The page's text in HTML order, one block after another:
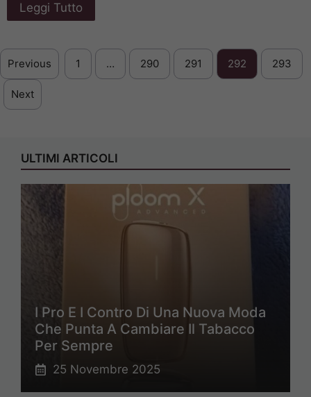
Leggi Tutto
Previous 1 … 290 291 292 293
Next
ULTIMI ARTICOLI
I Pro E I Contro Di Una Nuova Moda
Che Punta A Cambiare Il Tabacco
Per Sempre
25 Novembre 2025